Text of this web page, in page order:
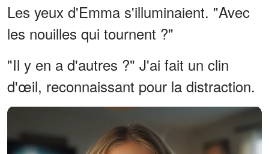
Les yeux d'Emma s'illuminaient. "Avec
les nouilles qui tournent ?"
"Il y en a d'autres ?" J'ai fait un clin
d'œil, reconnaissant pour la distraction.